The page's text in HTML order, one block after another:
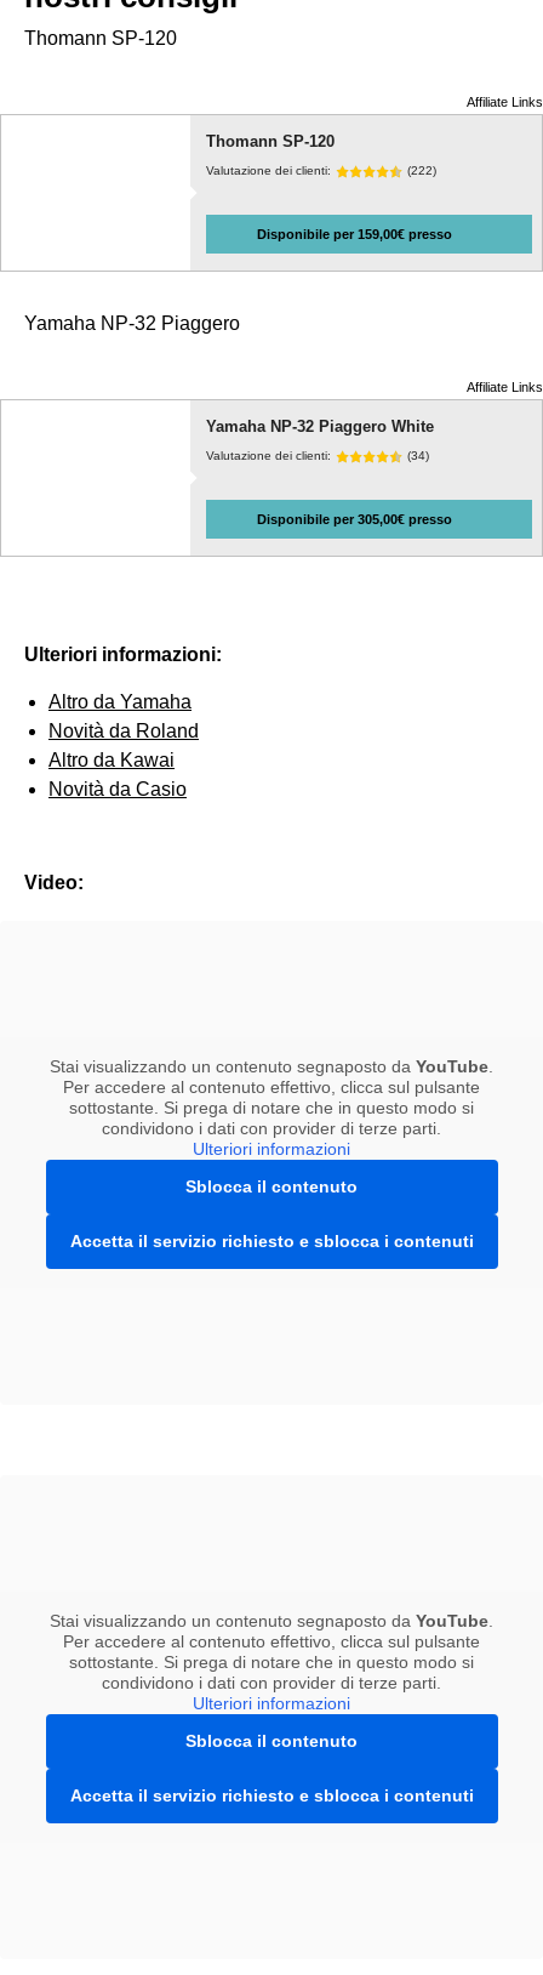
Thomann SP-120
Affiliate Links
Thomann SP-120
Valutazione dei clienti: (222)
Disponibile per 159,00€ presso
Yamaha NP-32 Piaggero
Affiliate Links
Yamaha NP-32 Piaggero White
Valutazione dei clienti: (34)
Disponibile per 305,00€ presso
Ulteriori informazioni:
Altro da Yamaha
Novità da Roland
Altro da Kawai
Novità da Casio
Video:
Stai visualizzando un contenuto segnaposto da YouTube
Per accedere al contenuto effettivo, clicca sul pulsante
sottostante. Si prega di notare che in questo modo si
condividono i dati con provider di terze parti.
Ulteriori informazioni
Sblocca il contenuto
Accetta il servizio richiesto e sblocca i contenuti
Stai visualizzando un contenuto segnaposto da YouTube
Per accedere al contenuto effettivo, clicca sul pulsante
sottostante. Si prega di notare che in questo modo si
condividono i dati con provider di terze parti.
Ulteriori informazioni
Sblocca il contenuto
Accetta il servizio richiesto e sblocca i contenuti